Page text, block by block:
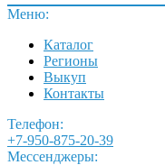
Меню:
Каталог
Регионы
Выкуп
Контакты
Телефон:
+7-950-875-20-39
Мессенджеры: